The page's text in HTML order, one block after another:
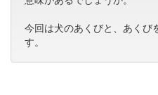
今回は犬のあくびと、あくび
す。